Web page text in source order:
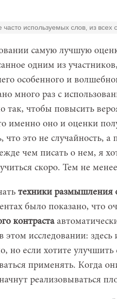
используемых слов, из всех
самую лучшую
одним из
особенного и
много раз с
так, чтобы повысить
именно оно и оценки
что это не случайность,
чем писать о нем, я
скоро. Тем не
техники размышления
было показано, что
контраста
этом исследовании:
но если хотите
применять. Когда
реализовываться